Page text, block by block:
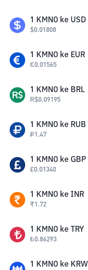
1 KMNO ke USD
$0.01808
1 KMNO ke EUR
€0.01565
1 KMNO ke BRL
R$0.09195
1 KMNO ke RUB
₽1.47
1 KMNO ke GBP
£0.01340
1 KMNO ke INR
₹1.72
1 KMNO ke TRY
₺0.86293
1 KMNO ke KRW